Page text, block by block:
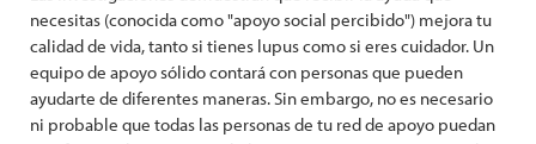
necesitas (conocida como "apoyo social percibido") mejora tu
calidad de vida, tanto si tienes lupus como si eres cuidador. Un
equipo de apoyo sólido contará con personas que pueden
ayudarte de diferentes maneras. Sin embargo, no es necesario
ni probable que todas las personas de tu red de apoyo puedan